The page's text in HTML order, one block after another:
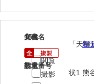
木原家文書
木村家文書
木村家文書（
15
文書名
親
請求番号
熊
年代
「天
数量
状1
閲覧
撮影